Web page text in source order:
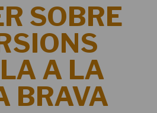
SOBRE
A LA
BRAVA